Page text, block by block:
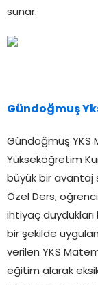
sunar.
Gündoğmuş
Gündoğmuş YKS
Yükseköğretim
büyük bir avantaj
Özel Ders,
ihtiyaç duydukları
bir şekilde
verilen YKS
eğitim alarak